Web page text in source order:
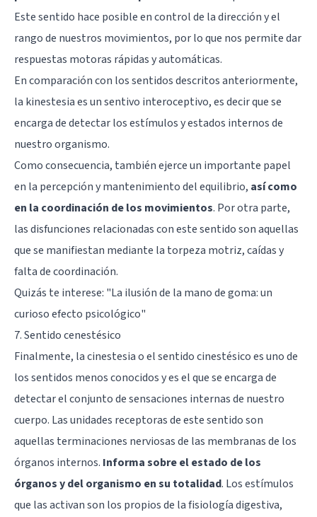
Este sentido hace posible en control de la dirección y el
rango de nuestros movimientos, por lo que nos permite dar
respuestas motoras rápidas y automáticas.
En comparación con los sentidos descritos anteriormente,
la kinestesia es un sentivo interoceptivo, es decir que se
encarga de detectar los estímulos y estados internos de
nuestro organismo.
Como consecuencia, también ejerce un importante papel
en la percepción y mantenimiento del equilibrio, así como
en la coordinación de los movimientos. Por otra parte,
las disfunciones relacionadas con este sentido son aquellas
que se manifiestan mediante la torpeza motriz, caídas y
falta de coordinación.
Quizás te interese: "​La ilusión de la mano de goma: un
curioso efecto psicológico"
7. Sentido cenestésico
Finalmente, la cinestesia o el sentido cinestésico es uno de
los sentidos menos conocidos y es el que se encarga de
detectar el conjunto de sensaciones internas de nuestro
cuerpo. Las unidades receptoras de este sentido son
aquellas terminaciones nerviosas de las membranas de los
órganos internos. Informa sobre el estado de los
órganos y del organismo en su totalidad. Los estímulos
que las activan son los propios de la fisiología digestiva,